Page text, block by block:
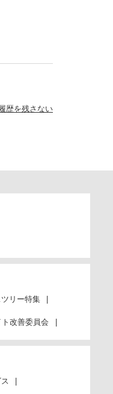
歴を残さない
ツリー特集
改善委員会